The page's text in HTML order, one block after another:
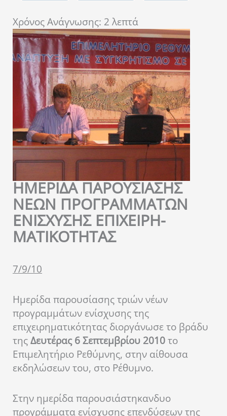
Χρόνος Ανάγνωσης: 2 λεπτά
ΗΜΕΡΙΔΑ ΠΑΡΟΥΣΙΑΣΗΣ
ΝΕΩΝ ΠΡΟΓΡΑΜΜΑΤΩΝ
ΕΝΙΣΧΥΣΗΣ ΕΠΙΧΕΙΡΗ-
ΜΑΤΙΚΟΤΗΤΑΣ
7/9/10
Ημερίδα παρουσίασης τριών νέων
προγραμμάτων ενίσχυσης της
επιχειρηματικότητας διοργάνωσε το βράδυ
τηςΔευτέρας 6 Σεπτεμβρίου 2010το
Επιμελητήριο Ρεθύμνης, στην αίθουσα
εκδηλώσεων του, στο Ρέθυμνο.
Στην ημερίδα παρουσιάστηκανδυο
προγράμματα ενίσχυσης επενδύσεων της